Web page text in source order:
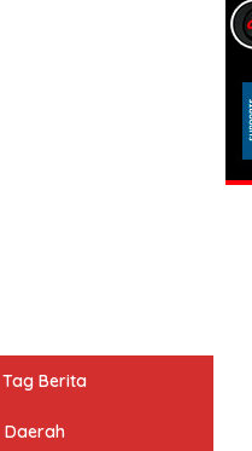
Tag Berita
Daerah